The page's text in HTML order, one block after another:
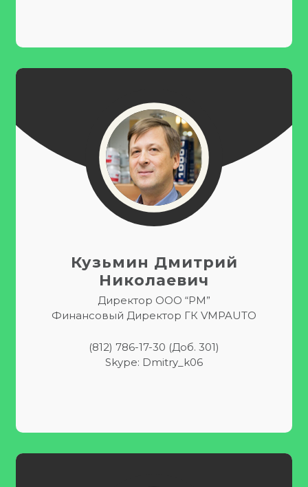
Кузьмин Дмитрий
Николаевич
Директор ООО “РМ”
Финансовый Директор ГК VMPAUTO
(812) 786-17-30 (доб. 301)
Skype: Dmitry_k06